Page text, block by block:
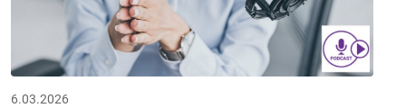
6.03.2026